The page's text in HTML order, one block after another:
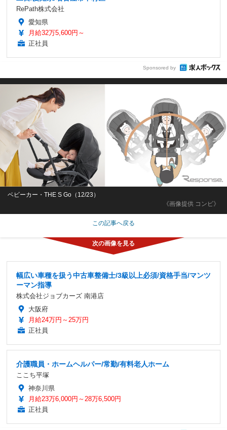
RePath株式会社
愛知県
月給32万5,600円～
正社員
Sponsored by
《画像提供 コンビ》
ベビーカー・THE S Go（12/23）
この記事へ戻る
幅広い車種を扱う中古車整備士/3級以上必須/資格手当/マンツ
ーマン指導
株式会社ジョブカーズ 南港店
大阪府
月給24万円～25万円
正社員
介護職員・ホームヘルパー/常勤/有料老人ホーム
ここち平塚
神奈川県
月給23万6,000円～28万6,500円
正社員